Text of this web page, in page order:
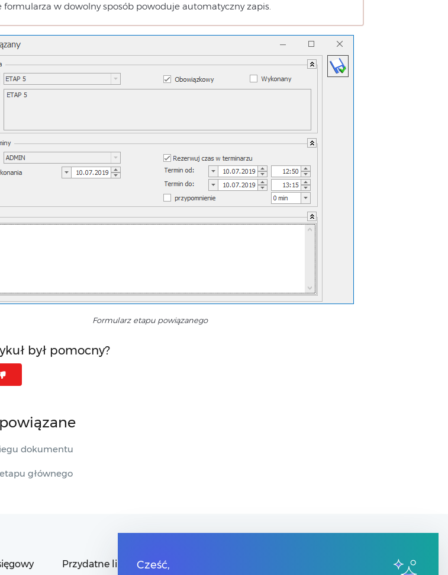
w dowolny sposób powoduje automatyczny zapis.
Formularz etapu powiązanego
był pomocny?
dokumentu
głównego
Przydatne linki Cześć,